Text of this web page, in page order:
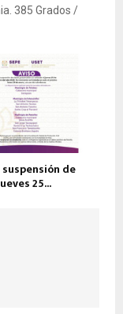
385 Grados /
de
25...